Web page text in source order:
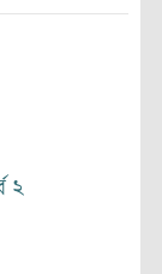
২